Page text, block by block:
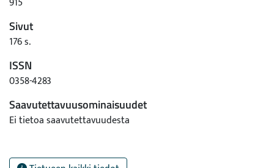
Sivut
176 s.
ISSN
0358-4283
Saavutettavuusominaisuudet
Ei tietoa saavutettavuudesta